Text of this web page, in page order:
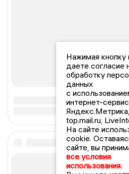
Нажимая кнопку
даете согласие
обработку
данных
с
интернет-
Яндекс.Метрика,
top.mail.ru,
На сайте
cookie.
сайте, вы
все условия
использования.